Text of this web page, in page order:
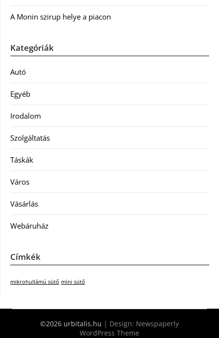
A Monin szirup helye a piacon
Kategóriák
Autó
Egyéb
Irodalom
Szolgáltatás
Táskák
Város
Vásárlás
Webáruház
Címkék
mikrohullámú sütő mini sütő
©2026 urbitalis.hu | Design: Newspaperly
WordPress Theme